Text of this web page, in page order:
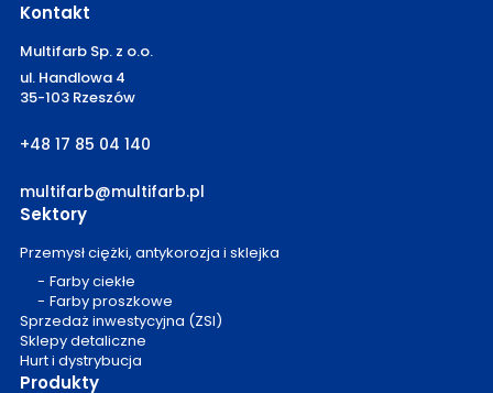
Kontakt
Multifarb Sp. z o.o.
ul. Handlowa 4
35-103 Rzeszów
+48 17 85 04 140
multifarb@multifarb.pl
Sektory
Przemysł ciężki, antykorozja i sklejka
Farby ciekłe
Farby proszkowe
Sprzedaż inwestycyjna (ZSI)
Sklepy detaliczne
Hurt i dystrybucja
Produkty